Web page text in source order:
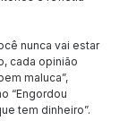
nunca vai estar
cada opinião
maluca”,
“Engordou
tem dinheiro”.